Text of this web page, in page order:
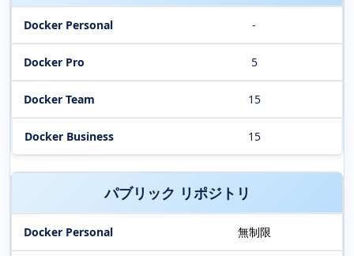
-
5
15
15
パブリック リポジトリ
無制限